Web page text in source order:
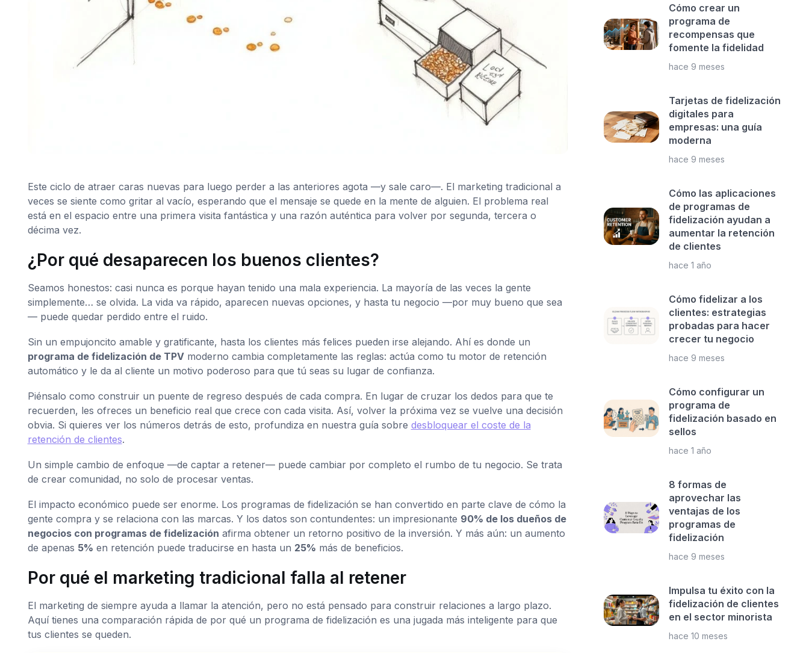
Este ciclo de atraer caras nuevas para luego perder a las anteriores agota —y sale caro—. El marketing tradicional a
veces se siente como gritar al vacío, esperando que el mensaje se quede en la mente de alguien. El problema real
está en el espacio entre una primera visita fantástica y una razón auténtica para volver por segunda, tercera o
décima vez.
¿Por qué desaparecen los buenos clientes?
Seamos honestos: casi nunca es porque hayan tenido una mala experiencia. La mayoría de las veces la gente
simplemente… se olvida. La vida va rápido, aparecen nuevas opciones, y hasta tu negocio —por muy bueno que sea
— puede quedar perdido entre el ruido.
Sin un empujoncito amable y gratificante, hasta los clientes más felices pueden irse alejando. Ahí es donde un
programa de fidelización de TPVmoderno cambia completamente las reglas: actúa como tu motor de retención
automático y le da al cliente un motivo poderoso para que tú seas su lugar de confianza.
Piénsalo como construir un puente de regreso después de cada compra. En lugar de cruzar los dedos para que te
recuerden, les ofreces un beneficio real que crece con cada visita. Así, volver la próxima vez se vuelve una decisión
obvia. Si quieres ver los números detrás de esto, profundiza en nuestra guía sobre desbloquear el coste de la
retención de clientes.
Un simple cambio de enfoque —de captar a retener— puede cambiar por completo el rumbo de tu negocio. Se trata
de crear comunidad, no solo de procesar ventas.
El impacto económico puede ser enorme. Los programas de fidelización se han convertido en parte clave de cómo la
gente compra y se relaciona con las marcas. Y los datos son contundentes: un impresionante 90% de los dueños de
negocios con programas de fidelización afirma obtener un retorno positivo de la inversión. Y más aún: un aumento
de apenas 5% en retención puede traducirse en hasta un 25% más de beneficios.
Por qué el marketing tradicional falla al retener
El marketing de siempre ayuda a llamar la atención, pero no está pensado para construir relaciones a largo plazo.
Aquí tienes una comparación rápida de por qué un programa de fidelización es una jugada más inteligente para que
tus clientes se queden.
Cómo crear un
programa de
recompensas que
fomente la fidelidad
hace 9 meses
Tarjetas de fidelización
digitales para
empresas: una guía
moderna
hace 9 meses
Cómo las aplicaciones
de programas de
fidelización ayudan a
aumentar la retención
de clientes
hace 1 año
Cómo fidelizar a los
clientes: estrategias
probadas para hacer
crecer tu negocio
hace 9 meses
Cómo configurar un
programa de
fidelización basado en
sellos
hace 1 año
8 formas de
aprovechar las
ventajas de los
programas de
fidelización
hace 9 meses
Impulsa tu éxito con la
fidelización de clientes
en el sector minorista
hace 10 meses